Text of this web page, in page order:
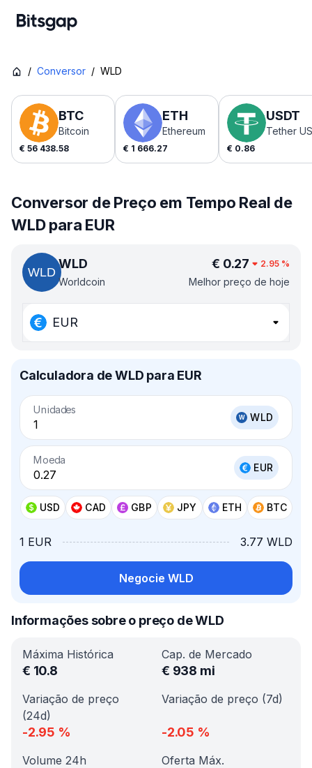
/ Conversor / WLD
BTC
Bitcoin
€ 56 438.58
ETH
Ethereum
€ 1 666.27
USDT
Tether
€ 0.86
Conversor de Preço em Tempo Real de
WLD para EUR
WLD
Worldcoin
€ 0.27 2.95 %
Melhor preço de hoje
EUR
Calculadora de WLD para EUR
Unidades
WLD
Moeda
EUR
USD CAD GBP JPY ETH BTC
1 EUR 3.77 WLD
Negocie WLD
Informações sobre o preço de WLD
Máxima Histórica
€ 10.8
Cap. de Mercado
€ 938 mi
Variação de preço
(24d)
-2.95 %
Variação de preço (7d)
-2.05 %
Volume 24h Oferta Máx.